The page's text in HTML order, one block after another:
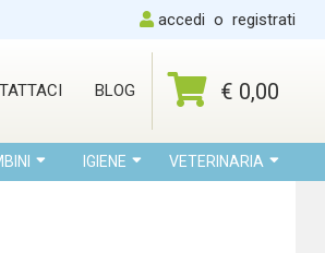
accedi o registrati
BLOG € 0,00
IGIENE VETERINARIA